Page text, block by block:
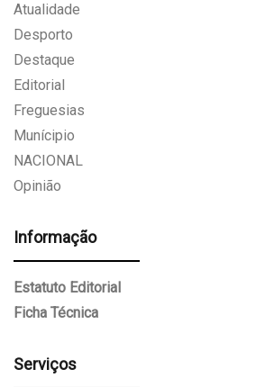
Atualidade
Desporto
Destaque
Editorial
Freguesias
Munícipio
NACIONAL
Opinião
Informação
Estatuto Editorial
Ficha Técnica
Serviços